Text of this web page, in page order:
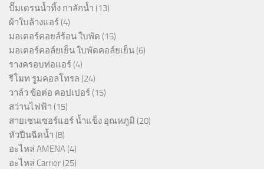
ปั๊มเดรนน้ำทิ้ง กาลักน้ำ (13)
ผ้าใบล้างแอร์ (4)
มอเตอร์คอยล์ร้อน ใบพัด (15)
มอเตอร์คอล์ยเย็น ใบพัดคอล์ยเย็น (6)
รางครอบท่อแอร์ (4)
รีโมท รูมคอลโทรล (24)
วาล์ว ข้อต่อ คอปเปอร์ (15)
สว่านไฟฟ้า (15)
สายเซนเซอร์แอร์ น้ำแข็ง อุณหภูมิ (20)
หัวปืนฉีดน้ำ (8)
อะไหล่ AMENA (4)
อะไหล่ Carrier (25)